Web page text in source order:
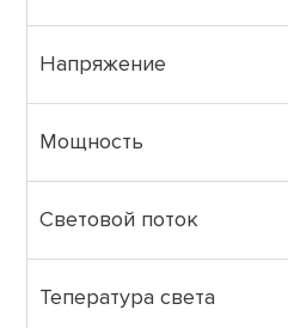
Напряжение
Мощность
Световой поток
Тепература света